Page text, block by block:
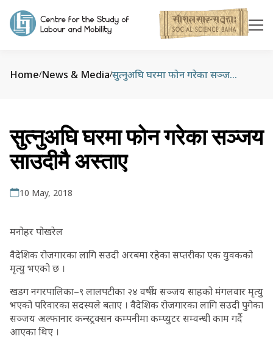
Home/News & Media/ सुत्नुअघि घरमा फोन गरेका सञ्जय साउदीमै अस्ताए
सुत्नुअघि घरमा फोन गरेका सञ्जय
साउदीमै अस्ताए
10 May, 2018
मनोहर पोखरेल
वैदेशिक रोजगारका लागि सउदी अरबमा रहेका सप्तरीका एक युवकको
मृत्यु भएको छ ।
खडग नगरपालिका–९ लालपटीका २४ वर्षीय सञ्जय साहको मंगलवार मृत्यु
भएको परिवारका सदस्यले बताए । वैदेशिक रोजगारका लागि सउदी पुगेका
सञ्जय अल्फानार कन्स्ट्रक्सन कम्पनीमा कम्प्युटर सम्वन्धी काम गर्दै
आएका थिए ।